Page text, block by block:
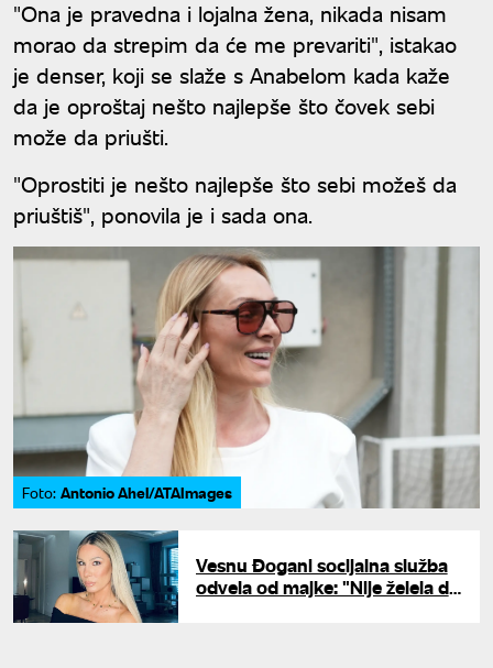
"Ona je pravedna i lojalna žena, nikada nisam
morao da strepim da će me prevariti", istakao
je denser, koji se slaže s Anabelom kada kaže
da je oproštaj nešto najlepše što čovek sebi
može da priušti.
"Oprostiti je nešto najlepše što sebi možeš da
priuštiš", ponovila je i sada ona.
Foto: Antonio Ahel/ATAImages
Vesnu Đogani socijalna služba
odvela od majke: "Nije želela da